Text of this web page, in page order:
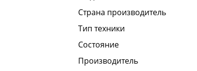
Страна производитель
Тип техники
Состояние
Производитель